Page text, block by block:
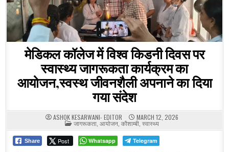
मेडिकल कॉलेज में विश्व किडनी दिवस पर
स्वास्थ्य जागरूकता कार्यक्रम का
आयोजन,स्वस्थ जीवनशैली अपनाने का दिया
गया संदेश
ASHOK KESARWANI- EDITOR MARCH 12, 2026
POSTED
IN
जागरूकता आयोजन कौशाम्बी स्वास्थ्य
Share Post Whatsapp Telegram